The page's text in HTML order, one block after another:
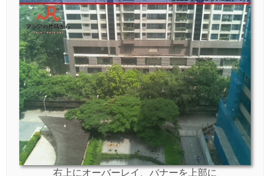
右上にオーバーレイ、バナーを上部に